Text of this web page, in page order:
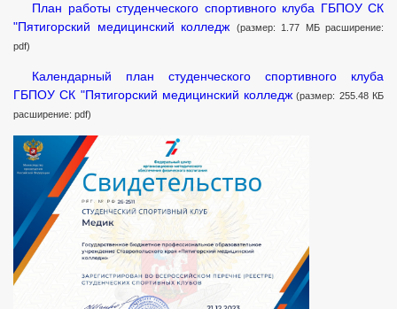
План работы студенческого спортивного клуба ГБПОУ СК
"Пятигорский медицинский колледж
(размер: 1.77 МБ расширение:
pdf)
Календарный план студенческого спортивного клуба
ГБПОУ СК "Пятигорский медицинский колледж (размер: 255.48 КБ
расширение: pdf)